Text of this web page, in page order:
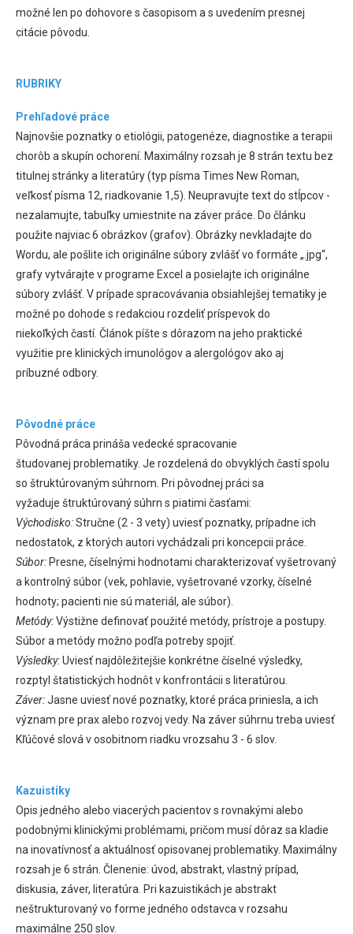
možné len po dohovore s časopisom a s uvedením presnej
citácie pôvodu.
RUBRIKY
Prehľadové práce
Najnovšie poznatky o etiológii, patogenéze, diagnostike a terapii
chorôb a skupín ochorení. Maximálny rozsah je 8 strán textu bez
titulnej stránky a literatúry (typ písma Times New Roman,
veľkosť písma 12, riadkovanie 1,5). Neupravujte text do stĺpcov -
nezalamujte, tabuľky umiestnite na záver práce. Do článku
použite najviac 6 obrázkov (grafov). Obrázky nevkladajte do
Wordu, ale pošlite ich originálne súbory zvlášť vo formáte „.jpg“,
grafy vytvárajte v programe Excel a posielajte ich originálne
súbory zvlášť. V prípade spracovávania obsiahlejšej tematiky je
možné po dohode s redakciou rozdeliť príspevok do
niekoľkých častí. Článok píšte s dôrazom na jeho praktické
využitie pre klinických imunológov a alergológov ako aj
príbuzné odbory.
Pôvodné práce
Pôvodná práca prináša vedecké spracovanie
študovanej problematiky. Je rozdelená do obvyklých častí spolu
so štruktúrovaným súhrnom. Pri pôvodnej práci sa
vyžaduje štruktúrovaný súhrn s piatimi časťami:
Východisko:Stručne (2 - 3 vety) uviesť poznatky, prípadne ich
nedostatok, z ktorých autori vychádzali pri koncepcii práce.
Súbor: Presne, číselnými hodnotami charakterizovať vyšetrovaný
a kontrolný súbor (vek, pohlavie, vyšetrované vzorky, číselné
hodnoty; pacienti nie sú materiál, ale súbor).
Metódy:Výstižne definovať použité metódy, prístroje a postupy.
Súbor a metódy možno podľa potreby spojiť.
Výsledky:Uviesť najdôležitejšie konkrétne číselné výsledky,
rozptyl štatistických hodnôt v konfrontácii s literatúrou.
Záver:Jasne uviesť nové poznatky, ktoré práca priniesla, a ich
význam pre prax alebo rozvoj vedy. Na záver súhrnu treba uviesť
Kľúčové slová v osobitnom riadku vrozsahu 3 - 6 slov.
Kazuistiky
Opis jedného alebo viacerých pacientov s rovnakými alebo
podobnými klinickými problémami, pričom musí dôraz sa kladie
na inovatívnosť a aktuálnosť opisovanej problematiky. Maximálny
rozsah je 6 strán. Členenie: úvod, abstrakt, vlastný prípad,
diskusia, záver, literatúra. Pri kazuistikách je abstrakt
neštrukturovaný vo forme jedného odstavca v rozsahu
maximálne 250 slov.